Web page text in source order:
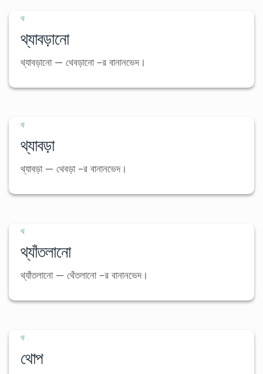
থ
থ্যাবড়ানো
থ্যাবড়ানো — থেবড়ানো -র বানানভেদ।
থ
থ্যাবড়া
থ্যাবড়া — থেবড়া -র বানানভেদ।
থ
থ্যাঁতলানো
থ্যাঁতলানো — থেঁতলানো -র বানানভেদ।
থ
থোপ